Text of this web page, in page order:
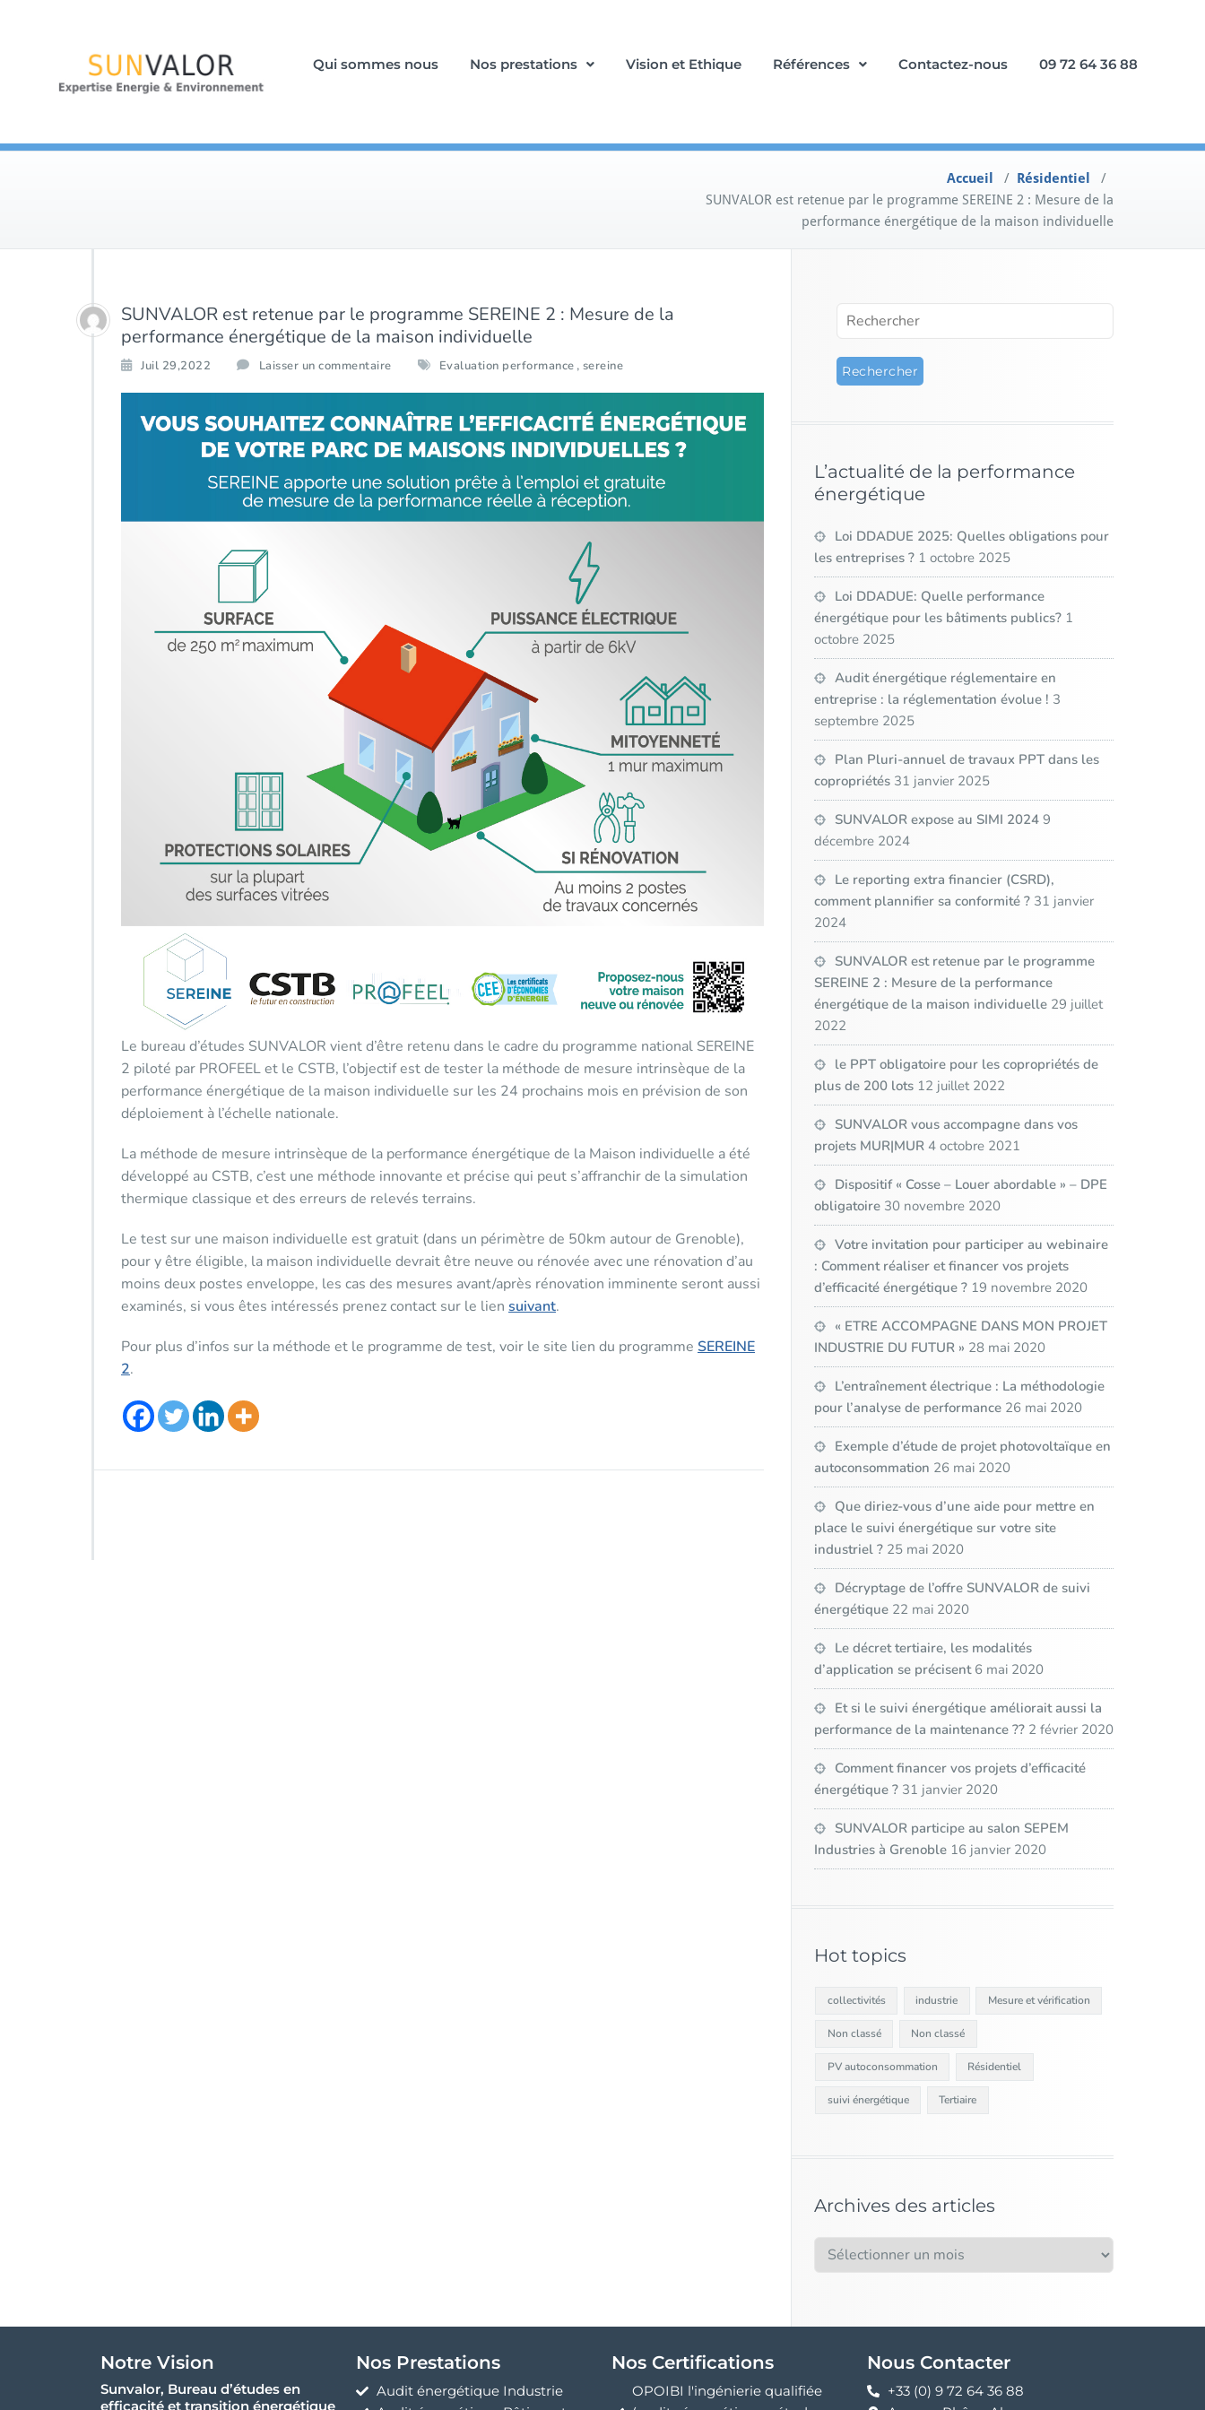
Qui sommes nous Nos prestations Vision et Ethique Références Contactez-nous 09 72 64 36 88
Accueil / Résidentiel
/
SUNVALOR est retenue par le programme SEREINE 2 : Mesure de la
performance énergétique de la maison individuelle
SUNVALOR est retenue par le programme SEREINE 2 : Mesure de la
performance énergétique de la maison individuelle
Juil 29,2022 Laisser un commentaire Evaluation performance , sereine
Le bureau d’études SUNVALOR vient d’être retenu dans le cadre du programme national SEREINE
2 piloté par PROFEEL et le CSTB, l’objectif est de tester la méthode de mesure intrinsèque de la
performance énergétique de la maison individuelle sur les 24 prochains mois en prévision de son
déploiement à l’échelle nationale.
La méthode de mesure intrinsèque de la performance énergétique de la Maison individuelle a été
développé au CSTB, c’est une méthode innovante et précise qui peut s’affranchir de la simulation
thermique classique et des erreurs de relevés terrains.
Le test sur une maison individuelle est gratuit (dans un périmètre de 50km autour de Grenoble),
pour y être éligible, la maison individuelle devrait être neuve ou rénovée avec une rénovation d’au
moins deux postes enveloppe, les cas des mesures avant/après rénovation imminente seront aussi
examinés, si vous êtes intéressés prenez contact sur le lien suivant.
Pour plus d’infos sur la méthode et le programme de test, voir le site lien du programme SEREINE
2.
L’actualité de la performance
énergétique
Loi DDADUE 2025: Quelles obligations pour
les entreprises ? 1 octobre 2025
Loi DDADUE: Quelle performance
énergétique pour les bâtiments publics? 1
octobre 2025
Audit énergétique réglementaire en
entreprise : la réglementation évolue ! 3
septembre 2025
Plan Pluri-annuel de travaux PPT dans les
copropriétés 31 janvier 2025
SUNVALOR expose au SIMI 2024 9
décembre 2024
Le reporting extra financier (CSRD),
comment plannifier sa conformité ? 31 janvier
2024
SUNVALOR est retenue par le programme
SEREINE 2 : Mesure de la performance
énergétique de la maison individuelle 29 juillet
2022
le PPT obligatoire pour les copropriétés de
plus de 200 lots 12 juillet 2022
SUNVALOR vous accompagne dans vos
projets MUR|MUR 4 octobre 2021
Dispositif « Cosse – Louer abordable » – DPE
obligatoire 30 novembre 2020
Votre invitation pour participer au webinaire
: Comment réaliser et financer vos projets
d’efficacité énergétique ? 19 novembre 2020
« ETRE ACCOMPAGNE DANS MON PROJET
INDUSTRIE DU FUTUR » 28 mai 2020
L’entraînement électrique : La méthodologie
pour l’analyse de performance 26 mai 2020
Exemple d’étude de projet photovoltaïque en
autoconsommation 26 mai 2020
Que diriez-vous d’une aide pour mettre en
place le suivi énergétique sur votre site
industriel ? 25 mai 2020
Décryptage de l’offre SUNVALOR de suivi
énergétique 22 mai 2020
Le décret tertiaire, les modalités
d’application se précisent 6 mai 2020
Et si le suivi énergétique améliorait aussi la
performance de la maintenance ?? 2 février 2020
Comment financer vos projets d’efficacité
énergétique ? 31 janvier 2020
SUNVALOR participe au salon SEPEM
Industries à Grenoble 16 janvier 2020
Hot topics
collectivités industrie Mesure et vérification
Non classé Non classé
PV autoconsommation Résidentiel
suivi énergétique Tertiaire
Archives des articles
Notre Vision
Sunvalor, Bureau d’études en
efficacité et transition énergétique
Nos Prestations
Audit énergétique Industrie
Nos Certifications
OPOIBI l'ingénierie qualifiée
Nous Contacter
+33 (0) 9 72 64 36 88